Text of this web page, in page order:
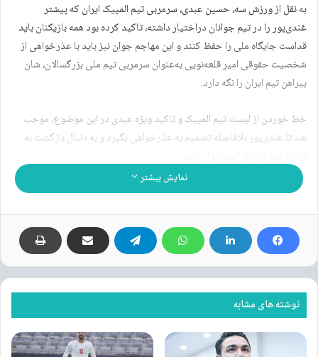
به نقل از ورزش سه، حسین عبدی، سرمربی تیم المپیک ایران که پیشتر
غندی‌پور را در تیم جوانان دراختیار داشته، تاکید کرده بود همه بازیکنان باید
قداست جایگاه ملی را حفظ کنند و این مهاجم جوان نیز باید با عذرخواهی از
شخصیت حقوقی امیر قلعه‌نویی به‌عنوان سرمربی تیم ملی بزرگسالان، شان
پیراهن تیم ایران را نگه دارد.
خط خوردن از لیست تیم المپیک و تاکید ویژه عبدی در این موضوع، موجب
شد تا غندی‌پور بلافاصله تصمیم به عذرخواهی بگیرد و به دنبال بازگشت به
غندی‌پور پس از مشورت‌های ویژه از عبدی و ارکان رسانه‌ای و اجرایی تیم
فوتبال امید گرفته، این تذکر را هم دریافت کرده که در صورت تخلف مجازی یا
ایجاد حاشیه جدید، این بار به‌طور قاطع مورد برخورد قرار می‌گیرد.
شود
۱۵ آذر ۱۴۰۱
نمایش بیشتر
نوشته های مشابه